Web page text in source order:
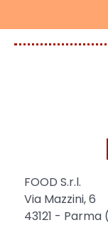
FOOD S.r.l.
Via Mazzini, 6
43121 - Parma